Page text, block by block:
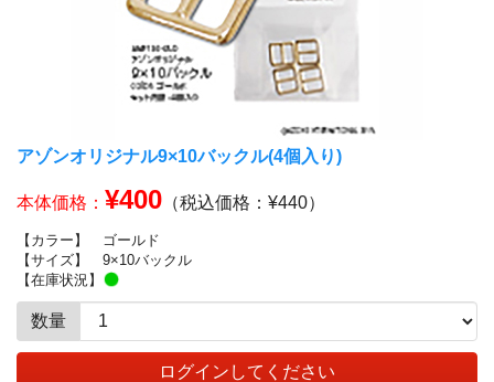
アゾンオリジナル9×10バックル(4個入り)
本体価格： ¥400 （税込価格：¥440）
【カラー】
ゴールド
【サイズ】
9×10バックル
【在庫状況】
数量
ログインしてください